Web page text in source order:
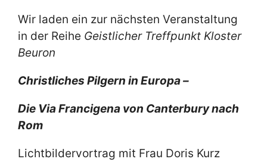
Wir laden ein zur nächsten Veranstaltung
in der Reihe Geistlicher Treffpunkt Kloster
Beuron
Christliches Pilgern in Europa –
Die Via Francigena von Canterbury nach
Rom
Lichtbildervortrag mit Frau Doris Kurz